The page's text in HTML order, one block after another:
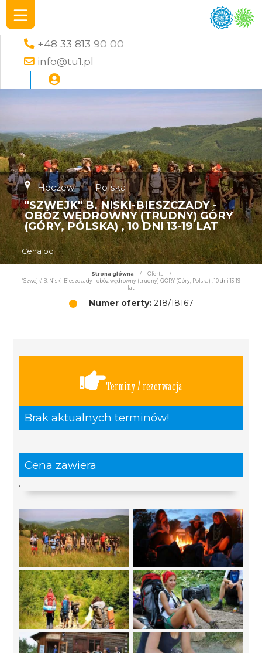
+48 33 813 90 00
info@tu1.pl
Hoczew → Polska
"SZWEJK" B. NISKI-BIESZCZADY -
OBÓZ WĘDROWNY (TRUDNY) GÓRY
(GÓRY, POLSKA) , 10 DNI 13-19 LAT
Cena od
Strona główna / Oferta
/
"Szwejk" B. Niski-Bieszczady - obóz wędrowny (trudny) GÓRY (Góry, Polska) , 10 dni 13-19
lat
Numer oferty:218/18167
Terminy / rezerwacja
Brak aktualnych terminów!
Cena zawiera
.